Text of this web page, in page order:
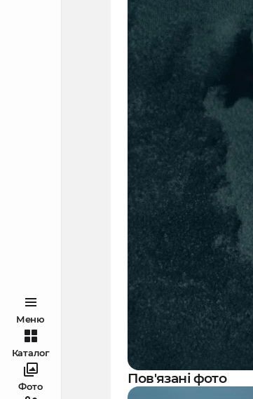
Меню
Каталог
Фото Пов'язані фото